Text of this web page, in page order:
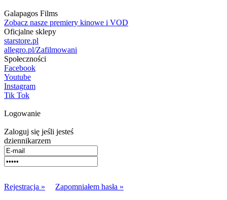
Galapagos Films
Zobacz nasze premiery kinowe i VOD
Oficjalne sklepy
starstore.pl
allegro.pl/Zafilmowani
Społeczności
Facebook
Youtube
Instagram
Tik Tok
Logowanie
Zaloguj się jeśli jesteś
dziennikarzem
Rejestracja »
Zapomniałem hasła »